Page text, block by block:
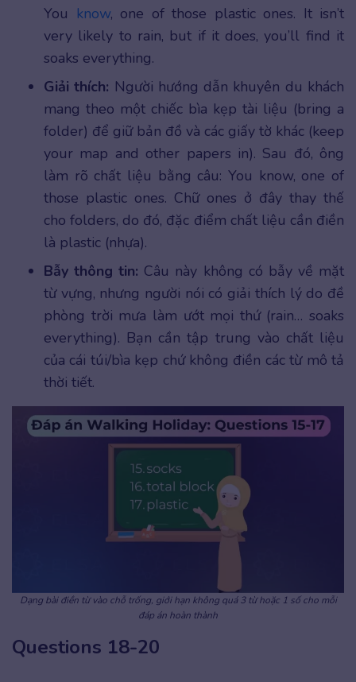
You know, one of those plastic ones. It isn’t
very likely to rain, but if it does, you’ll find it
soaks everything.
Giải thích: Người hướng dẫn khuyên du khách
mang theo một chiếc bìa kẹp tài liệu (bring a
folder) để giữ bản đồ và các giấy tờ khác (keep
your map and other papers in). Sau đó, ông
làm rõ chất liệu bằng câu: You know, one of
those plastic ones. Chữ ones ở đây thay thế
cho folders, do đó, đặc điểm chất liệu cần điền
là plastic (nhựa).
Bẫy thông tin: Câu này không có bẫy về mặt
từ vựng, nhưng người nói có giải thích lý do đề
phòng trời mưa làm ướt mọi thứ (rain… soaks
everything). Bạn cần tập trung vào chất liệu
của cái túi/bìa kẹp chứ không điền các từ mô tả
thời tiết.
Dạng bài điền từ vào chỗ trống, giới hạn không quá 3 từ hoặc 1 số cho mỗi
đáp án hoàn thành
Questions 18-20